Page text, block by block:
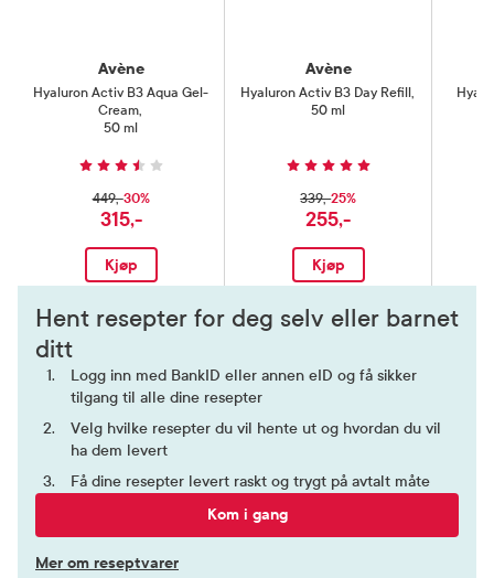
Avène
Hyaluron Activ B3 Aqua Gel-
Cream,
50 ml
449,-30%
315,-
Kjøp
Avène
Hyaluron Activ B3 Day Refill ,
50 ml
339,-25%
255,-
Kjøp
Hent resepter for deg selv eller barnet
ditt
Logg inn med BankID eller annen eID og få sikker
tilgang til alle dine resepter
Velg hvilke resepter du vil hente ut og hvordan du vil
ha dem levert
Få dine resepter levert raskt og trygt på avtalt måte
Kom i gang
Mer om reseptvarer